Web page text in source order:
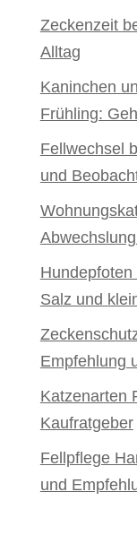
Zeckenzeit
Alltag
Kaninchen
Frühling:
Fellwechsel
und
Salz und
Empfehlung
Katzenarten
Kaufratgeber
Fellpflege
und